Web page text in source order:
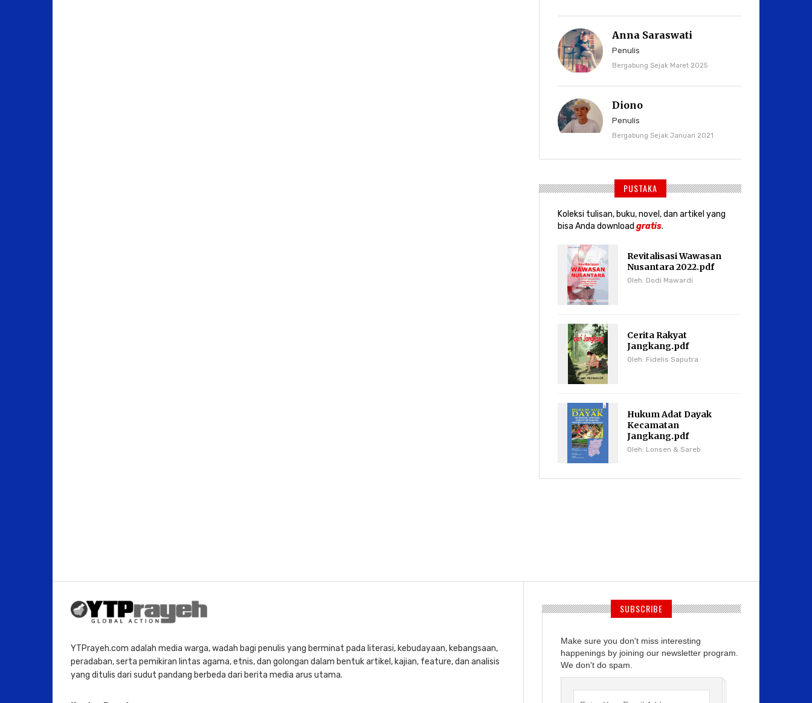
Anna Saraswati
Penulis
Bergabung Sejak Maret 2025
Diono
Penulis
Bergabung Sejak Januari 2021
PUSTAKA
Koleksi tulisan, buku, novel, dan artikel yang
bisa Anda download gratis.
Revitalisasi Wawasan
Nusantara 2022.pdf
Oleh: Dodi Mawardi
Cerita Rakyat
Jangkang.pdf
Oleh: Fidelis Saputra
Hukum Adat Dayak
Kecamatan
Jangkang.pdf
Oleh: Lonsen & Sareb
YTPrayeh.com adalah media warga, wadah bagi penulis yang berminat pada literasi, kebudayaan, kebangsaan,
peradaban, serta pemikiran lintas agama, etnis, dan golongan dalam bentuk artikel, kajian, feature, dan analisis
yang ditulis dari sudut pandang berbeda dari berita media arus utama.
SUBSCRIBE
Make sure you don't miss interesting
happenings by joining our newsletter program.
We don't do spam.